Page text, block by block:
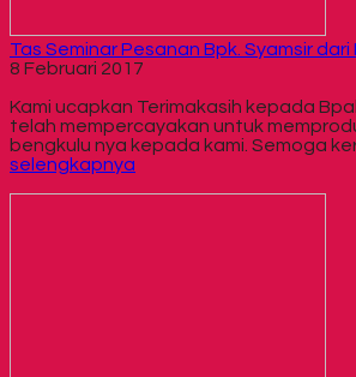
Tas Seminar Pesanan Bpk. Syamsir dari
8 Februari 2017
Kami ucapkan Terimakasih kepada
telah mempercayakan untuk
bengkulu nya kepada kami. Semoga
selengkapnya